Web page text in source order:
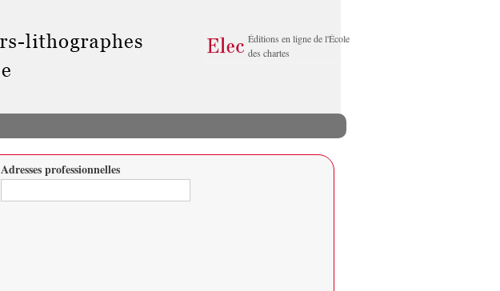
Éditions en ligne de l'École
des chartes
Adresses professionnelles